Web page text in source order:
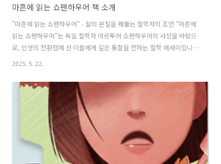
마흔에 읽는 쇼펜하우어 책 소개
"마흔에 읽는 쇼펜하우어" - 삶의 본질을 꿰뚫는 철학자의 조언 "마흔에
읽는 쇼펜하우어"는 독일 철학자 아르투어 쇼펜하우어의 사상을 바탕으
로, 인생의 전환점에 선 이들에게 깊은 통찰을 전하는 철학 에세이입니
다. 흔히 비관주의 철학자로 알려진 쇼펜하우어는 인간 존재의 고통과 허
입니다. 이 책은 그의 방대한 저작 중 핵심적인 문장들과 사유를 뽑아내
어, 일상에 적용 가능한 형태로 재구성했습니다. 마흔은 흔히 인생의 반
환점으로 여겨집니다. 사회적 책임이 커지고, 삶의 방향에 대한 고민이
깊어지는 시기죠. 이 책은 그런 독자들에게 쇼펜하우어의 철학을 통해 자
신을 돌아보고, 삶을 좀 더 단단하게 살아갈 수 있는 사유의 도구를 제공
합니다. 물질적인..
2025. 5. 22.